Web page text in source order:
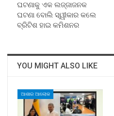
ଘଟଣାକୁ ଏକ ଲଜ୍ଜାଜନକ
ଘଟଣା ବୋଲି ସ୍ୱୀକାର କଲେ
ବ୍ରିଟିଶ ହାଇ କମିଶନର
YOU MIGHT ALSO LIKE
ଆଶାର ଆଲୋକ